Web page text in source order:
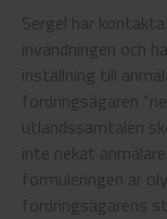
Sergel har
invändningen och
inställning till
fordringsägaren
utlandssamtalen
inte nekat
formuleringen är
fordringsägarens